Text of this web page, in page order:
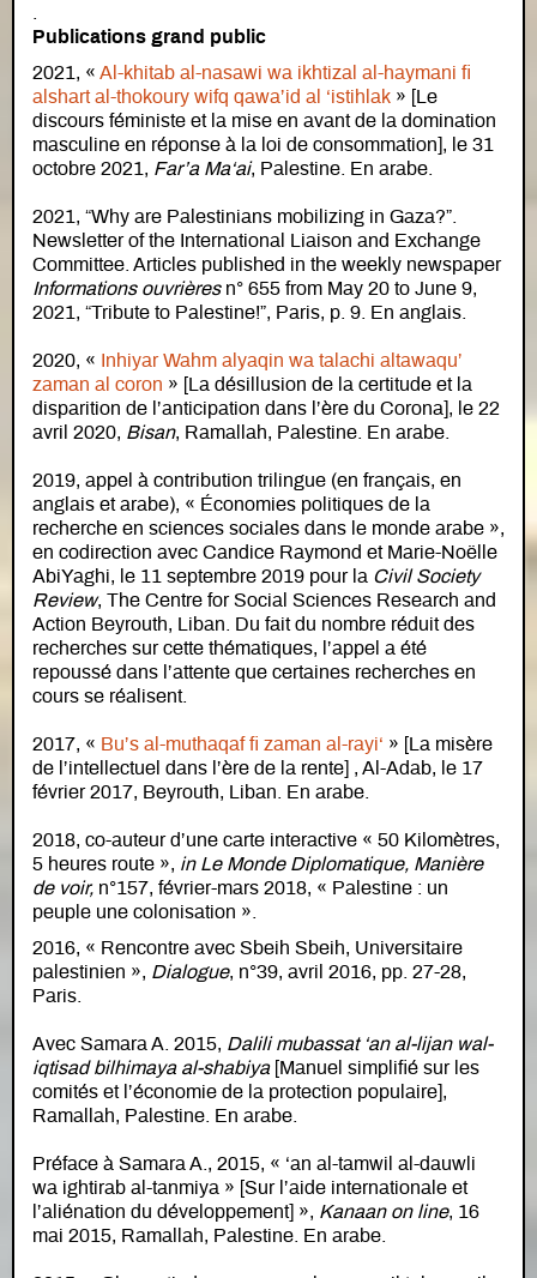
Publications grand public
2021, « Al-khitab al-nasawi wa ikhtizal al-haymani fi
alshart al-thokoury wifq qawa’id al ‘istihlak » [Le
discours féministe et la mise en avant de la domination
masculine en réponse à la loi de consommation], le 31
octobre 2021, Far’a Ma‘ai, Palestine. En arabe.
2021, “Why are Palestinians mobilizing in Gaza?”.
Newsletter of the International Liaison and Exchange
Committee. Articles published in the weekly newspaper
Informations ouvrières n° 655 from May 20 to June 9,
2021, “Tribute to Palestine!”, Paris, p. 9. En anglais.
2020, «
Inhiyar Wahm alyaqin wa talachi altawaqu’
zaman al coron » [La désillusion de la certitude et la
disparition de l’anticipation dans l’ère du Corona], le 22
avril 2020, Bisan, Ramallah, Palestine. En arabe.
2019, appel à contribution trilingue (en français, en
anglais et arabe), « Économies politiques de la
recherche en sciences sociales dans le monde arabe »,
en codirection avec Candice Raymond et Marie-Noëlle
AbiYaghi, le 11 septembre 2019 pour la Civil Society
Review, The Centre for Social Sciences Research and
Action Beyrouth, Liban. Du fait du nombre réduit des
recherches sur cette thématiques, l’appel a été
repoussé dans l’attente que certaines recherches en
cours se réalisent.
2017, « Bu’s al-muthaqaf fi zaman al-rayi‘ » [La misère
de l’intellectuel dans l’ère de la rente] , Al-Adab, le 17
février 2017, Beyrouth, Liban. En arabe.
2018, co-auteur d’une carte interactive « 50 Kilomètres,
5 heures route », in Le Monde Diplomatique, Manière
de voir, n°157, février-mars 2018, « Palestine : un
peuple une colonisation ».
2016, « Rencontre avec Sbeih Sbeih, Universitaire
palestinien », Dialogue, n°39, avril 2016, pp. 27-28,
Paris.
Avec Samara A. 2015, Dalili mubassat ‘an al-lijan wal-
iqtisad bilhimaya al-shabiya[Manuel simplifié sur les
comités et l’économie de la protection populaire],
Ramallah, Palestine. En arabe.
Préface à Samara A., 2015, « ‘an al-tamwil al-dauwli
wa ightirab al-tanmiya » [Sur l’aide internationale et
l’aliénation du développement] », Kanaan on line, 16
mai 2015, Ramallah, Palestine. En arabe.